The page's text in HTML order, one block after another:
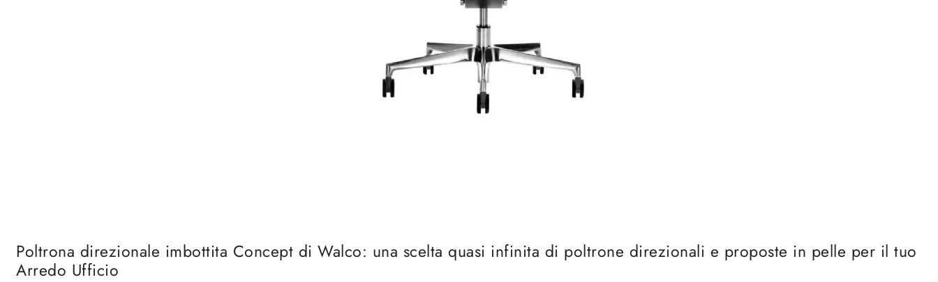
Poltrona direzionale imbottita Concept di Walco: una scelta quasi infinita di poltrone direzionali e proposte in pelle per il tuo
Arredo Ufficio